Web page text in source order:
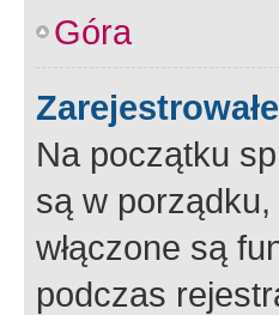
Góra
Na początku
są w
włączone są
podczas